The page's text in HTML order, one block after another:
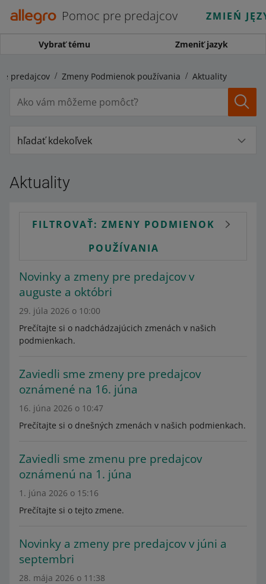
Pomoc pre predajcov ZMIEŃ
Vybrať tému Zmeniť jazyk
predajcov Zmeny Podmienok používania Aktuality
hľadať kdekoľvek
Aktuality
FILTROVAŤ: ZMENY PODMIENOK
POUŽÍVANIA
Novinky a zmeny pre predajcov v
auguste a októbri
29. júla 2026 o 10:00
Prečítajte si o nadchádzajúcich zmenách v našich
podmienkach.
Zaviedli sme zmeny pre predajcov
oznámené na 16. júna
16. júna 2026 o 10:47
Prečítajte si o dnešných zmenách v našich podmienkach.
Zaviedli sme zmenu pre predajcov
oznámenú na 1. júna
1. júna 2026 o 15:16
Prečítajte si o tejto zmene.
Novinky a zmeny pre predajcov v júni a
septembri
28. mája 2026 o 11:38